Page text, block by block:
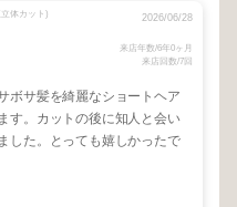
体カット) 2026/06/28
来店年数/6年0ヶ月
来店回数/7回
ボサ髪を綺麗なショートヘア
す。カットの後に知人と会い
した。とっても嬉しかったで